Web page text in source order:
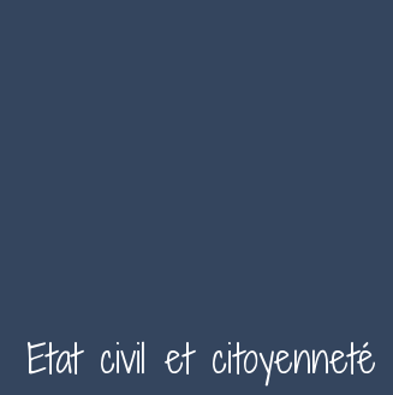
Etat civil et citoyenneté